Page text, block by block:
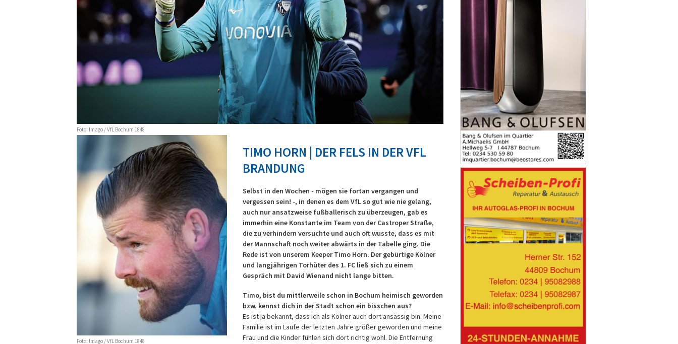
Foto: Imago / VfL Bochum 1848
Foto: Imago / VfL Bochum 1848
TIMO HORN | DER FELS IN DER VFL
BRANDUNG
Selbst in den Wochen - mögen sie fortan vergangen und
vergessen sein! -, in denen es dem VfL so gut wie nie gelang,
auch nur ansatzweise fußballerisch zu überzeugen, gab es
immerhin eine Konstante im Team von der Castroper Straße,
die zu verhindern versuchte und auch oft wusste, dass es mit
der Mannschaft noch weiter abwärts in der Tabelle ging. Die
Rede ist von unserem Keeper Timo Horn. Der gebürtige Kölner
und langjährigen Torhüter des 1. FC ließ sich zu einem
Gespräch mit David Wienand nicht lange bitten.
Timo, bist du mittlerweile schon in Bochum heimisch geworden
bzw. kennst dich in der Stadt schon ein bisschen aus?
Es ist ja bekannt, dass ich als Kölner auch dort ansässig bin. Meine
Familie ist im Laufe der letzten Jahre größer geworden und meine
Frau und die Kinder fühlen sich dort richtig wohl. Die Entfernung